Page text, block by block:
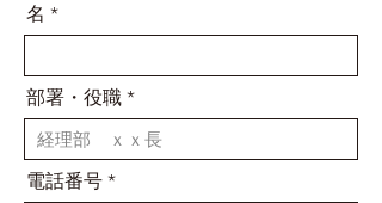
名
部署・役職
電話番号